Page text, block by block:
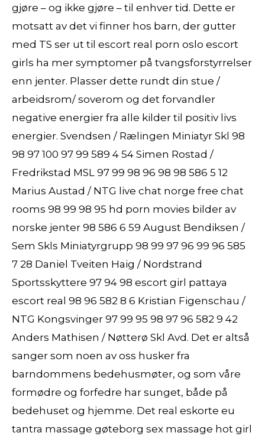
gjøre – og ikke gjøre – til enhver tid. Dette er
motsatt av det vi finner hos barn, der gutter
med TS ser ut til escort real porn oslo escort
girls ha mer symptomer på tvangsforstyrrelser
enn jenter. Plasser dette rundt din stue /
arbeidsrom/ soverom og det forvandler
negative energier fra alle kilder til positiv livs
energier. Svendsen / Rælingen Miniatyr Skl 98
98 97 100 97 99 589 4 54 Simen Rostad /
Fredrikstad MSL 97 99 98 96 98 98 586 5 12
Marius Austad / NTG live chat norge free chat
rooms 98 99 98 95 hd porn movies bilder av
norske jenter 98 586 6 59 August Bendiksen /
Sem Skls Miniatyrgrupp 98 99 97 96 99 96 585
7 28 Daniel Tveiten Haig / Nordstrand
Sportsskyttere 97 94 98 escort girl pattaya
escort real 98 96 582 8 6 Kristian Figenschau /
NTG Kongsvinger 97 99 95 98 97 96 582 9 42
Anders Mathisen / Nøtterø Skl Avd. Det er altså
sanger som noen av oss husker fra
barndommens bedehusmøter, og som våre
formødre og forfedre har sunget, både på
bedehuset og hjemme. Det real eskorte eu
tantra massage gøteborg sex massage hot girl